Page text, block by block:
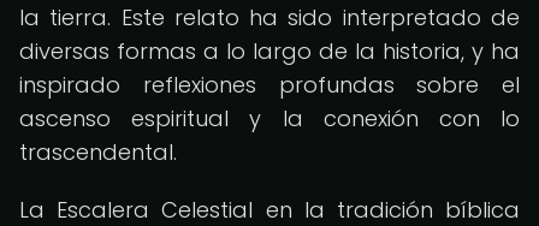
la tierra. Este relato ha sido interpretado de
diversas formas a lo largo de la historia, y ha
inspirado reflexiones profundas sobre el
ascenso espiritual y la conexión con lo
trascendental.
La Escalera Celestial en la tradición bíblica